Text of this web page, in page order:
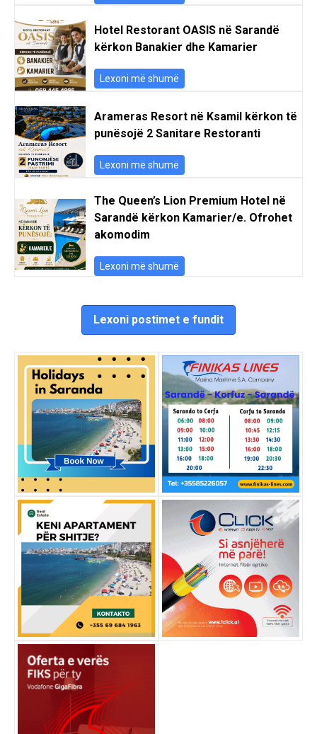
Hotel Restorant OASIS në Sarandë
kërkon Banakier dhe Kamarier
Lexoni më shumë
Arameras Resort në Ksamil kërkon të
punësojë 2 Sanitare Restoranti
Lexoni më shumë
The Queen’s Lion Premium Hotel në
Sarandë kërkon Kamarier/e. Ofrohet
akomodim
Lexoni më shumë
Lexoni postimet e fundit